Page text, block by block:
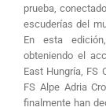
prueba,
escuderías del
En esta
obteniendo el
East Hungría, FS
FS Alpe Adria
finalmente han